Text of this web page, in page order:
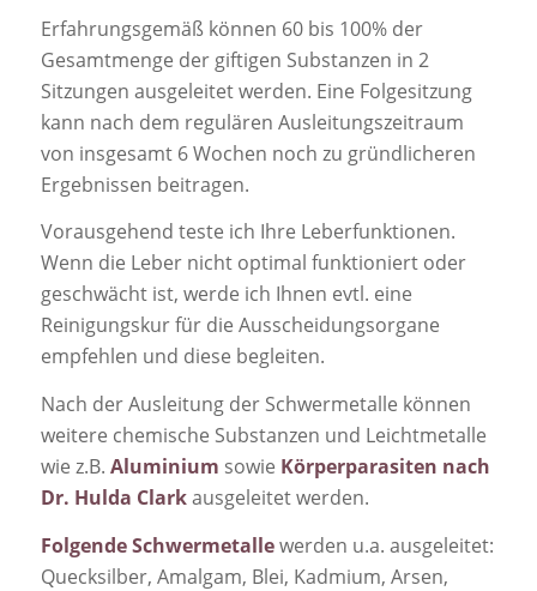
Erfahrungsgemäß können 60 bis 100% der
Gesamtmenge der giftigen Substanzen in 2
Sitzungen ausgeleitet werden. Eine Folgesitzung
kann nach dem regulären Ausleitungszeitraum
von insgesamt 6 Wochen noch zu gründlicheren
Ergebnissen beitragen.
Vorausgehend teste ich Ihre Leberfunktionen.
Wenn die Leber nicht optimal funktioniert oder
geschwächt ist, werde ich Ihnen evtl. eine
Reinigungskur für die Ausscheidungsorgane
empfehlen und diese begleiten.
Nach der Ausleitung der Schwermetalle können
weitere chemische Substanzen und Leichtmetalle
wie z.B. Aluminium sowie Körperparasiten nach
Dr. Hulda Clarkausgeleitet werden.
Folgende Schwermetallewerden u.a. ausgeleitet:
Quecksilber, Amalgam, Blei, Kadmium, Arsen,